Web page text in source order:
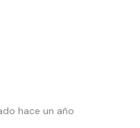
hace un año